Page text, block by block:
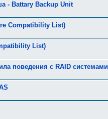
- Battary Backup Unit
Compatibility List)
List)
поведения с RAID системами